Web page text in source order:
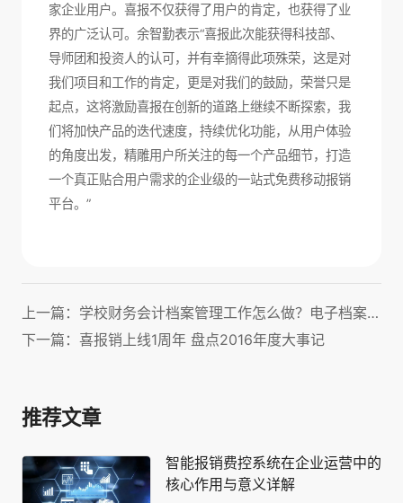
家企业用户。喜报不仅获得了用户的肯定，也获得了业
界的广泛认可。余智勤表示“喜报此次能获得科技部、
导师团和投资人的认可，并有幸摘得此项殊荣，这是对
我们项目和工作的肯定，更是对我们的鼓励，荣誉只是
起点，这将激励喜报在创新的道路上继续不断探索，我
们将加快产品的迭代速度，持续优化功能，从用户体验
的角度出发，精雕用户所关注的每一个产品细节，打造
一个真正贴合用户需求的企业级的一站式免费移动报销
平台。”
上一篇：学校财务会计档案管理工作怎么做？电子档案系统及保管期限实操指南
下一篇：喜报销上线1周年 盘点2016年度大事记
推荐文章
智能报销费控系统在企业运营中的
核心作用与意义详解